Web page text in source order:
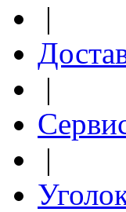
|
|
|